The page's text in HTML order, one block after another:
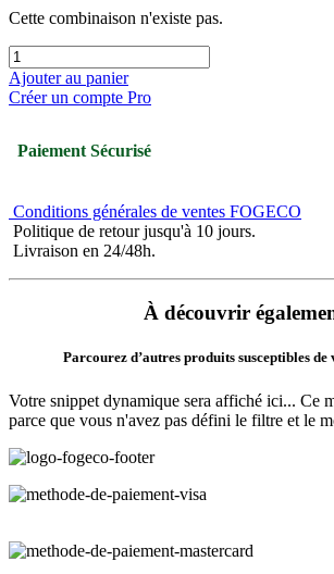
Cette combinaison n'existe pas.
Ajouter au panier
Créer un compte Pro
Paiement Sécurisé
Conditions générales de ventes FOGECO
Politique de retour jusqu'à 10 jours.
Livraison en 24/48h.
À découvrir
Parcourez d’autres produits susceptibles de
Votre snippet dynamique sera affiché ici... Ce
parce que vous n'avez pas défini le filtre et le